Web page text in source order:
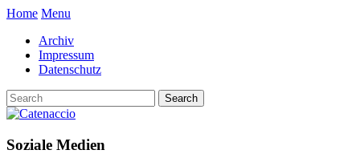
Home Menu
Archiv
Impressum
Datenschutz
Soziale Medien